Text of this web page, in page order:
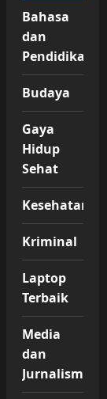
Bahasa
dan
Pendidikan
Budaya
Gaya
Hidup
Sehat
Kesehatan
Kriminal
Laptop
Terbaik
Media
dan
Jurnalisme